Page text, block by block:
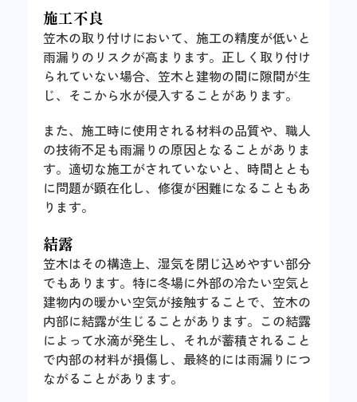
施工不良
笠木の取り付けにおいて、施工の精度が低いと
雨漏りのリスクが高まります。正しく取り付け
られていない場合、笠木と建物の間に隙間が生
じ、そこから水が侵入することがあります。
また、施工時に使用される材料の品質や、職人
の技術不足も雨漏りの原因となることがありま
す。適切な施工がされていないと、時間ととも
に問題が顕在化し、修復が困難になることもあ
ります。
結露
笠木はその構造上、湿気を閉じ込めやすい部分
でもあります。特に冬場に外部の冷たい空気と
建物内の暖かい空気が接触することで、笠木の
内部に結露が生じることがあります。この結露
によって水滴が発生し、それが蓄積されること
で内部の材料が損傷し、最終的には雨漏りにつ
ながることがあります。